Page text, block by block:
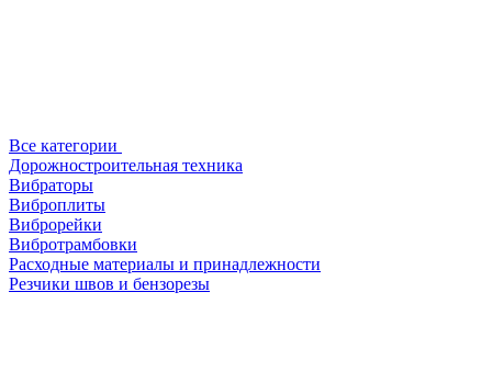
Все категории
Дорожностроительная техника
Вибраторы
Виброплиты
Виброрейки
Вибротрамбовки
Расходные материалы и принадлежности
Резчики швов и бензорезы